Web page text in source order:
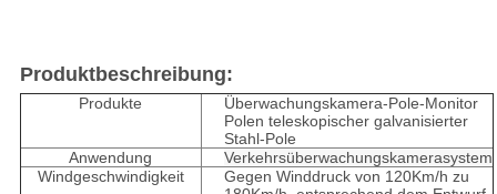
Produktbeschreibung:
Produkte
Überwachungskamera-Pole-Monitor
Polen teleskopischer galvanisierter
Stahl-Pole
Anwendung
Verkehrsüberwachungskamerasystem
Windgeschwindigkeit
Gegen Winddruck von 120Km/h zu